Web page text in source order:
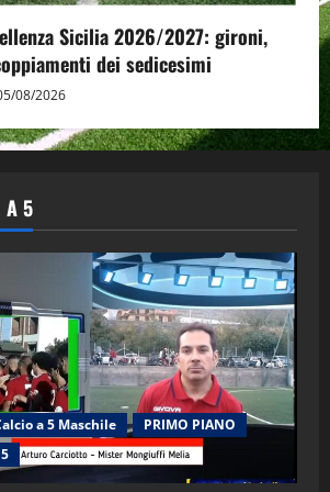
Sicilia 2026/2027: gironi,
dei sedicesimi
08/2026
A 5
a 5 Maschile
PRIMO PIANO